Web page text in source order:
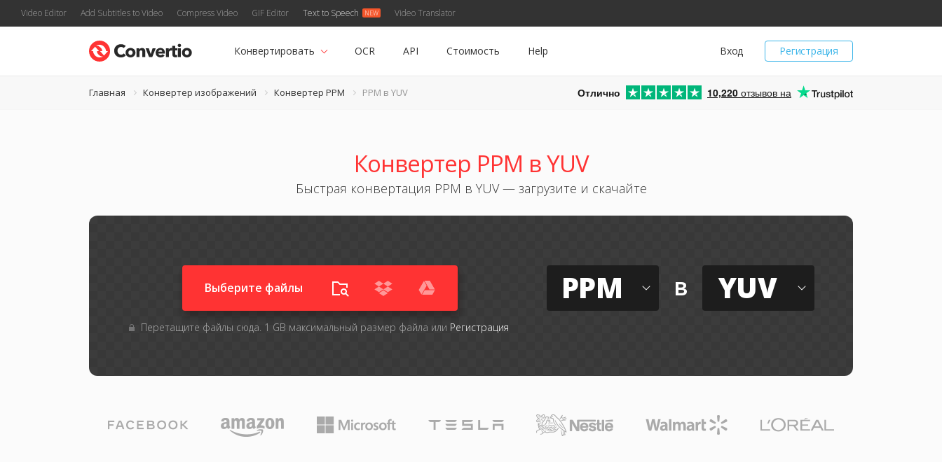
Video Editor Add Subtitles to Video Compress Video GIF Editor Text to Speech Video Translator
Регистрация
Вход
Конвертировать OCR API Стоимость Help
Главная Конвертер изображений Конвертер PPM PPM в YUV Отлично 10,220 отзывов на
Конвертер PPM в YUV
Быстрая конвертация PPM в YUV — загрузите и скачайте
Выберите файлы
Перетащите файлы сюда. 1 GB максимальный размер файла или Регистрация
PPM в YUV